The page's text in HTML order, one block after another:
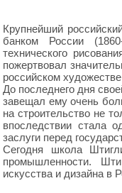
Крупнейший
банком России
технического
пожертвовал
российском
До последнего дня
завещал ему очень
на строительство не
впоследствии стала
заслуги перед
Сегодня школа
промышленности.
искусства и дизайна в